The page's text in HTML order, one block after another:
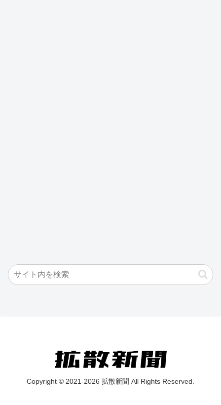
Copyright © 2021-2026 拡散新聞 All Rights Reserved.